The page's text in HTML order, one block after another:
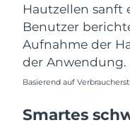
Hautzellen sanft
Benutzer
Aufnahme der
der Anwendung.
Basierend auf
Smartes